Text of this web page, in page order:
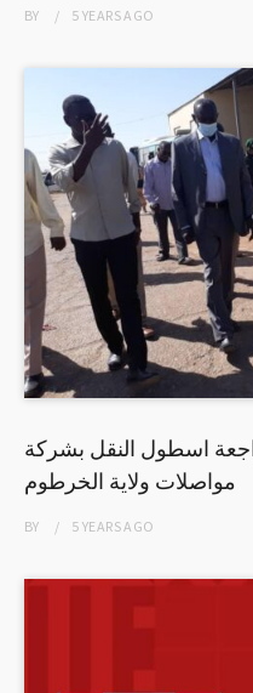
BY 5 YEARSAGO
اسطول النقل بشركة
مواصلات ولاية الخرطوم
BY 5 YEARSAGO